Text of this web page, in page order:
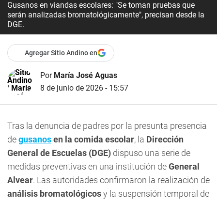
Gusanos en viandas escolares: "Se toman pruebas que
serán analizadas bromatológicamente", precisan desde la
DGE.
Agregar Sitio Andino en
Por María José Aguas
8 de junio de 2026 - 15:57
Tras la denuncia de padres por la presunta presencia
degusanosen la comida escolar, la Dirección
General de Escuelas (DGE) dispuso una serie de
medidas preventivas en una institución deGeneral
Alvear. Las autoridades confirmaron la realización de
análisis bromatológicosy la suspensión temporal de